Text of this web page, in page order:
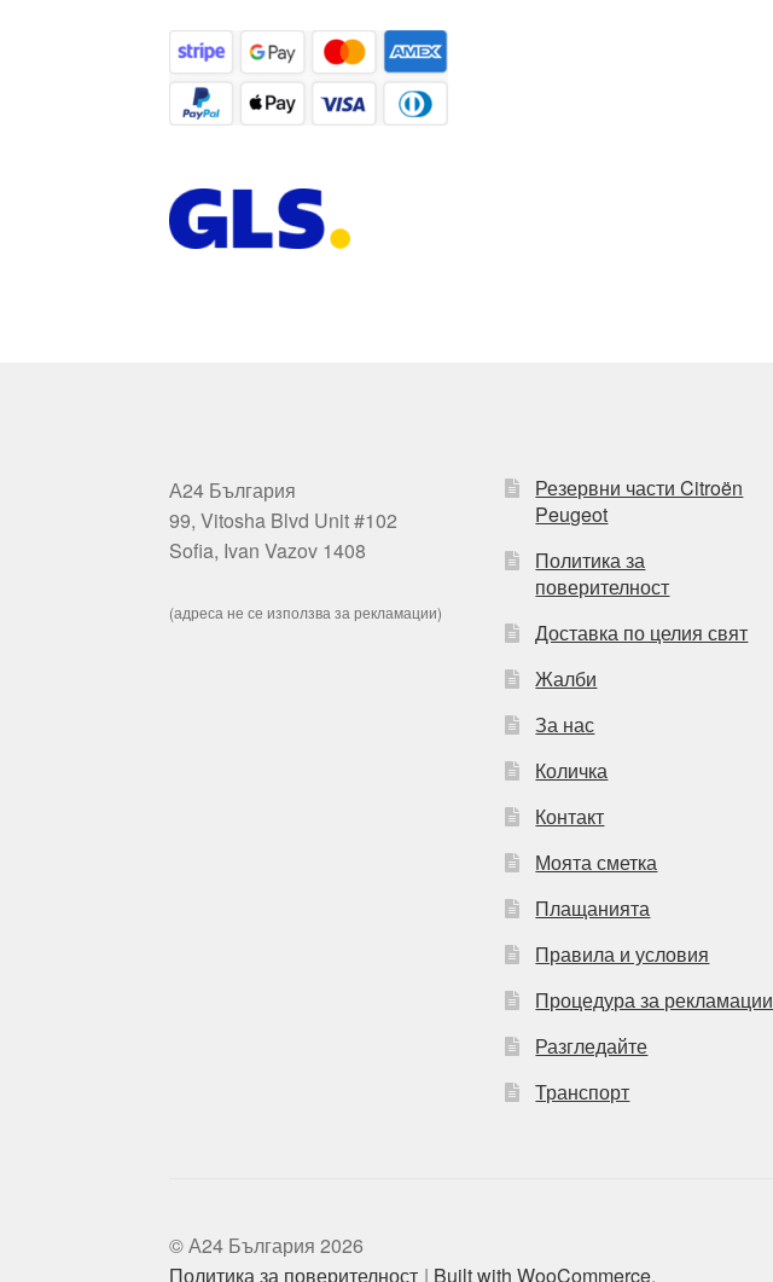
А24 България
99, Vitosha Blvd Unit #102
Sofia, Ivan Vazov 1408
(адреса не се използва за рекламации)
Резервни части Citroën
Peugeot
Политика за
поверителност
Доставка по целия свят
Жалби
За нас
Количка
Контакт
Моята сметка
Плащанията
Правила и условия
Процедура за рекламации
Разгледайте
Транспорт
© А24 България 2026
Политика за поверителност
Built with WooCommerce.